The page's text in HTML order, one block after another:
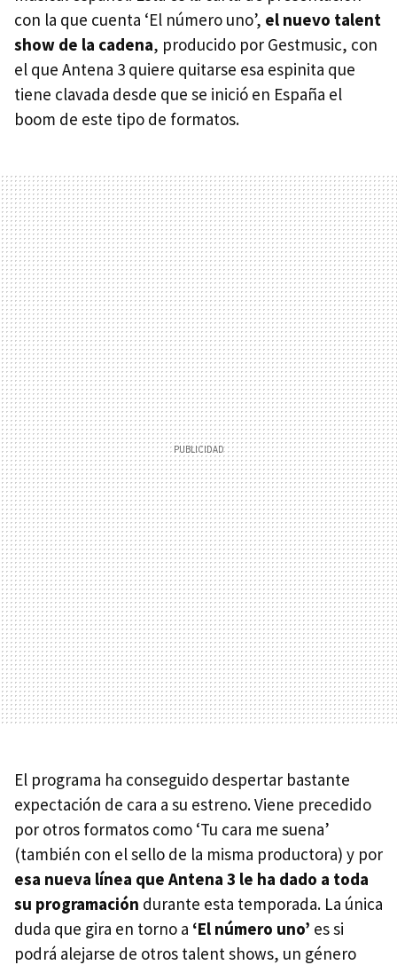
con la que cuenta ‘El número uno’, el nuevo talent
show de la cadena, producido por Gestmusic, con
el que Antena 3 quiere quitarse esa espinita que
tiene clavada desde que se inició en España el
boom de este tipo de formatos.
El programa ha conseguido despertar bastante
expectación de cara a su estreno. Viene precedido
por otros formatos como ‘Tu cara me suena’
(también con el sello de la misma productora) y por
esa nueva línea que Antena 3 le ha dado a toda
su programación durante esta temporada. La única
duda que gira en torno a ‘El número uno’ es si
podrá alejarse de otros talent shows, un género